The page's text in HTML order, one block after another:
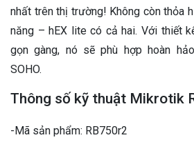
nhất trên thị trường! Không còn thỏa
năng – hEX lite có cả hai. Với thiết
gọn gàng, nó sẽ phù hợp hoàn
SOHO.
Thông số kỹ thuật Mikrotik
-Mã sản phẩm: RB750r2